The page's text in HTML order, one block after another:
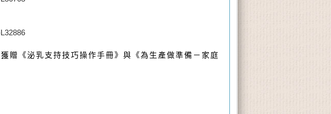
L32886
獲贈《泌乳支持技巧操作手冊》與《為生產做準備－家庭